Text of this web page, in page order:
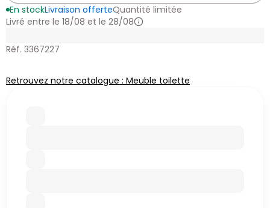
En stockLivraison offerteQuantité limitée
Livré entre le 18/08 et le 28/08
Réf. 3367227
Retrouvez notre catalogue : Meuble toilette